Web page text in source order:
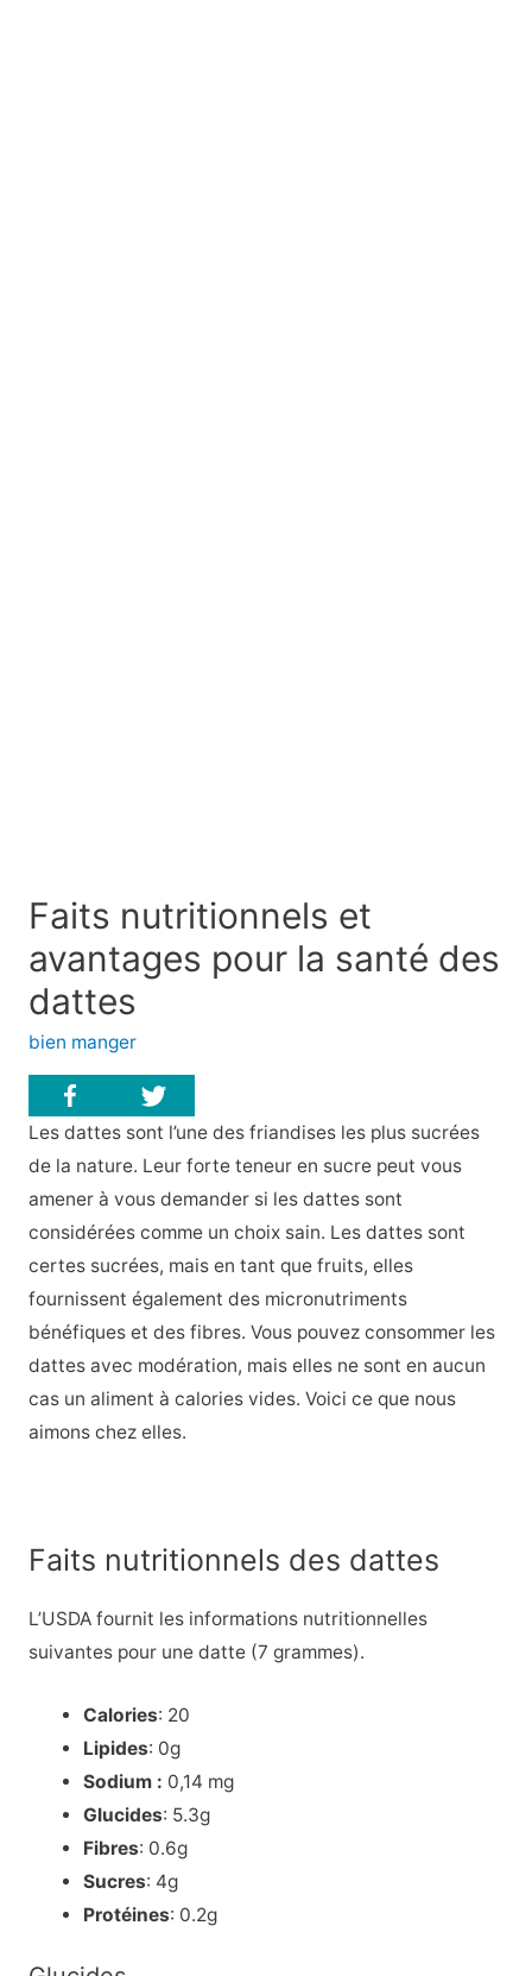
Faits nutritionnels et
avantages pour la santé des
dattes
bien manger
Les dattes sont l’une des friandises les plus sucrées
de la nature. Leur forte teneur en sucre peut vous
amener à vous demander si les dattes sont
considérées comme un choix sain. Les dattes sont
certes sucrées, mais en tant que fruits, elles
fournissent également des micronutriments
bénéfiques et des fibres. Vous pouvez consommer les
dattes avec modération, mais elles ne sont en aucun
cas un aliment à calories vides. Voici ce que nous
aimons chez elles.
Faits nutritionnels des dattes
L’USDA fournit les informations nutritionnelles
suivantes pour une datte (7 grammes).
Calories: 20
Lipides: 0g
Sodium : 0,14 mg
Glucides: 5.3g
Fibres: 0.6g
Sucres: 4g
Protéines: 0.2g